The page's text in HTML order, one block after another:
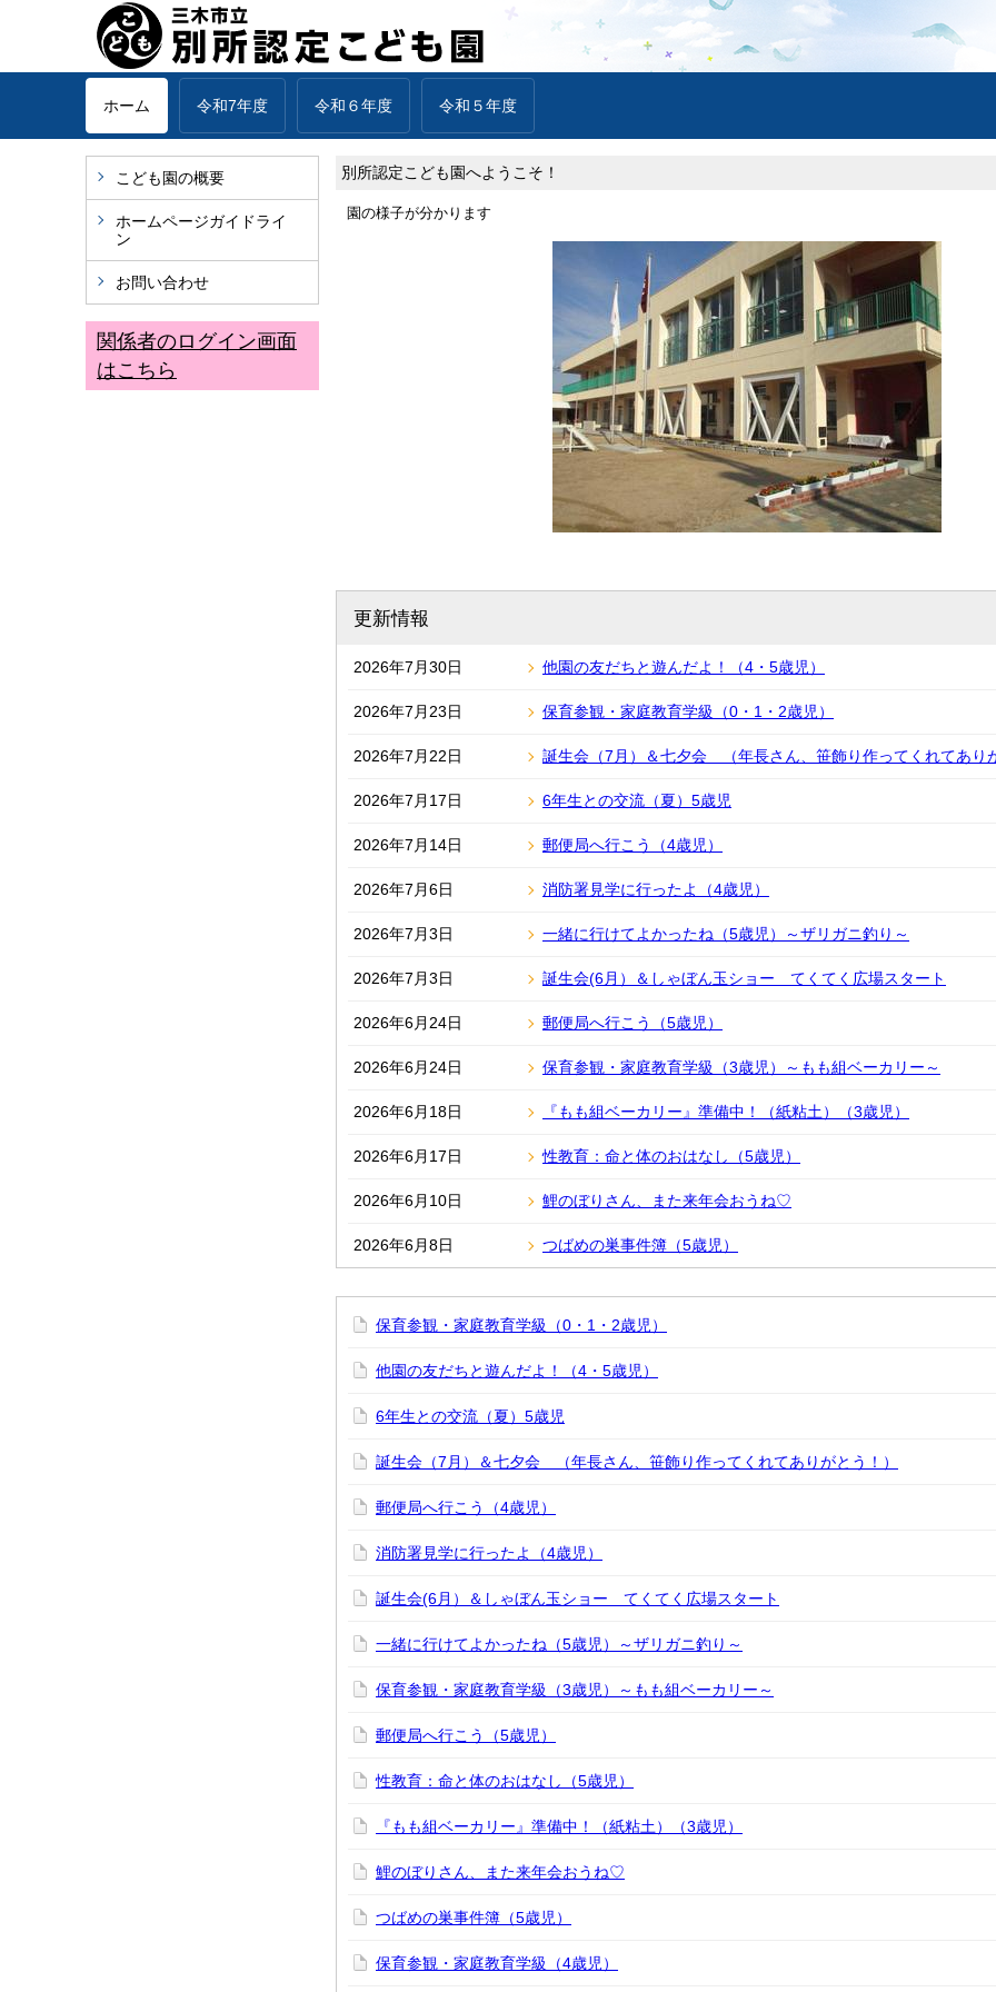
ホーム 令和7年度 令和６年度 令和５年度
こども園の概要
ホームページガイドライ
ン
お問い合わせ
関係者のログイン画面
はこちら
別所認定こども園へようこそ！
園の様子が分かります
更新情報
2026年7月30日 他園の友だちと遊んだよ！（4・5歳児）
2026年7月23日 保育参観・家庭教育学級（0・1・2歳児）
2026年7月22日 誕生会（7月）＆七夕会 （年長さん、笹飾り作ってくれてあり
2026年7月17日 6年生との交流（夏）5歳児
2026年7月14日 郵便局へ行こう（4歳児）
2026年7月6日 消防署見学に行ったよ（4歳児）
2026年7月3日 一緒に行けてよかったね（5歳児）～ザリガニ釣り～
2026年7月3日 誕生会(6月）＆しゃぼん玉ショー てくてく広場スタート
2026年6月24日 郵便局へ行こう（5歳児）
2026年6月24日 保育参観・家庭教育学級（3歳児）～もも組ベーカリー～
2026年6月18日 『もも組ベーカリー』準備中！（紙粘土）（3歳児）
2026年6月17日 性教育：命と体のおはなし（5歳児）
2026年6月10日 鯉のぼりさん、また来年会おうね♡
2026年6月8日 つばめの巣事件簿（5歳児）
保育参観・家庭教育学級（0・1・2歳児）
他園の友だちと遊んだよ！（4・5歳児）
6年生との交流（夏）5歳児
誕生会（7月）＆七夕会 （年長さん、笹飾り作ってくれてありがとう！）
郵便局へ行こう（4歳児）
消防署見学に行ったよ（4歳児）
誕生会(6月）＆しゃぼん玉ショー てくてく広場スタート
一緒に行けてよかったね（5歳児）～ザリガニ釣り～
保育参観・家庭教育学級（3歳児）～もも組ベーカリー～
郵便局へ行こう（5歳児）
性教育：命と体のおはなし（5歳児）
『もも組ベーカリー』準備中！（紙粘土）（3歳児）
鯉のぼりさん、また来年会おうね♡
つばめの巣事件簿（5歳児）
保育参観・家庭教育学級（4歳児）